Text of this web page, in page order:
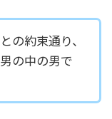
の約束通り、
の中の男で